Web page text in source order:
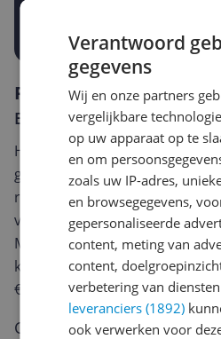
Reviews
Er zijn nog geen reviews
Heb jij dit product in bezit en
geven? Start dan hieronder
review. Afhankelijk van de
van een review gemiddeld
Met jouw mening help je
keuze te maken én maak je
€250,-!
Klik hier voor de
Cijfer
Verantwoord
gegevens
Wij en onze partners
vergelijkbare
op uw apparaat op te
en om
zoals uw IP-adres,
en browsegegevens,
gepersonaliseerde
content, meting van
content,
verbetering van
leveranciers (1892)
ook verwerken voor